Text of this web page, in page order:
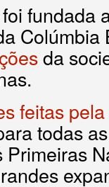
fundada
Colúmbia
da
feitas
todas